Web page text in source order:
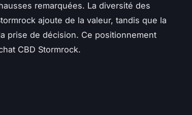
remarquées. La diversité des
ajoute de la valeur, tandis que la
prise de décision. Ce positionnement
CBD Stormrock.